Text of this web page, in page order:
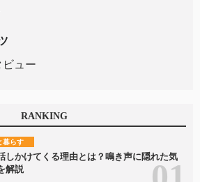
ュー
RANKING
暮らす
しかけてくる理由とは？鳴き声に隠れた気
解説